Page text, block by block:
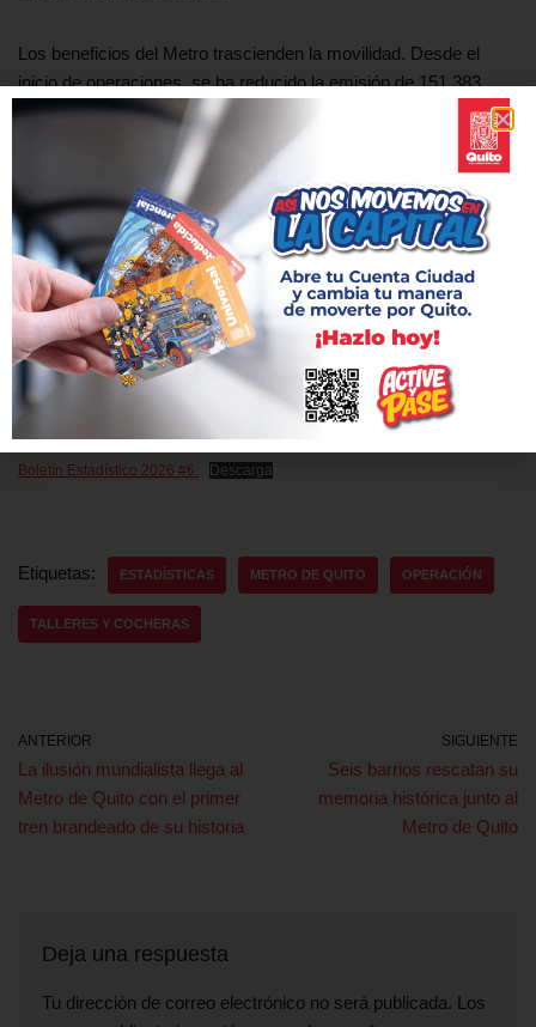
Los beneficios del Metro trascienden la movilidad. Desde el
inicio de operaciones, se ha reducido la emisión de 151.383
toneladas de CO₂ en Quito, lo que equivale a la preservación de
más de 6,8 millones de árboles. Además, ha generado
beneficios económicos para la ciudad estimados en USD 229
millones, principalmente por ahorro de tiempo para los usuarios,
reducción de costos sociales y menor consumo de
combustibles.
Estos resultados ratifican el impacto positivo del Metro de Quito
en la calidad de vida de la ciudadanía, al conectar a miles de
personas con más oportunidades, mayor ahorro de tiempo y
una movilidad más eficiente y sostenible.
Boletín Estadístico 2026 #6: Descarga
Etiquetas: ESTADÍSTICAS METRO DE QUITO OPERACIÓN
TALLERES Y COCHERAS
ANTERIOR
La ilusión mundialista llega al
Metro de Quito con el primer
tren brandeado de su historia
SIGUIENTE
Seis barrios rescatan su
memoria histórica junto al
Metro de Quito
Deja una respuesta
Tu dirección de correo electrónico no será publicada. Los